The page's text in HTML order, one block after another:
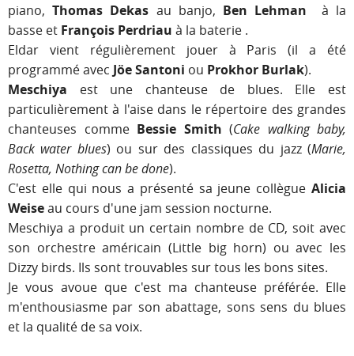
piano,Thomas Dekas au banjo, Ben Lehman à la
basse et François Perdriau à la baterie .
Eldar vient régulièrement jouer à Paris (il a été
programmé avec Jöe Santoni ou Prokhor Burlak).
Meschiya est une chanteuse de blues. Elle est
particulièrement à l'aise dans le répertoire des grandes
chanteuses comme Bessie Smith (Cake walking baby,
Back water blues) ou sur des classiques du jazz (Marie,
Rosetta, Nothing can be done).
C'est elle qui nous a présenté sa jeune collègue Alicia
Weiseau cours d'une jam session nocturne.
Meschiya a produit un certain nombre de CD, soit avec
son orchestre américain (Little big horn) ou avec les
Dizzy birds. Ils sont trouvables sur tous les bons sites.
Je vous avoue que c'est ma chanteuse préférée. Elle
m'enthousiasme par son abattage, sons sens du blues
et la qualité de sa voix.